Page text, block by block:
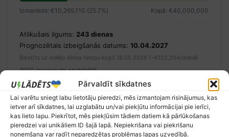
Pārvaldīt sīkdatnes
Lai varētu sniegt labu lietotāju pieredzi, mēs izmantojam risinājumus, kas
ietver arī sīkdatnes, lai uzglabātu un/vai piekļūtu informācijai pie ierīci,
kas lieto lapu. Piekrītot, mēs piekļūsim tādiem datiem kā pārlūkošanas
pieredzei vai unikāliem ID šajā lapā. Nepiekrišana vai piekrišanu
noņemšana var radīt neparedzētas problēmas lapas uzvedībā.
Izmantots: €10,265,110 (25.7%) Kopā: €40,000,000
Atlikušais ilgums: 243 dienas
Prognozētais izbeigšanās datums: 10.04.2027
Balstīts uz vidējo tēriņa tempu kopš 18.05.2026 (~€122,204/dienā)
2010 iesniegumi apstrādāti
Avots: ekii.lv
Atlaides un kuponi elektroauto īpašniekiem